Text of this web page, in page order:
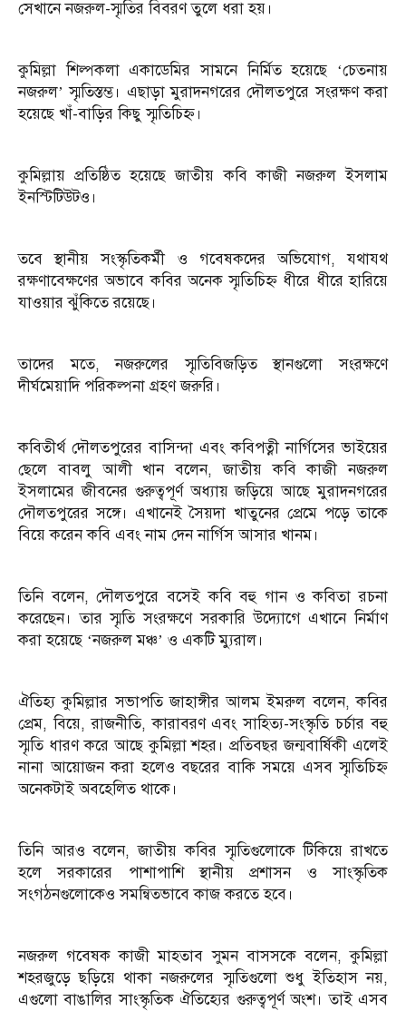
সেখানে নজরুল-স্মৃতির বিবরণ তুলে ধরা হয়।
কুমিল্লা শিল্পকলা একাডেমির সামনে নির্মিত হয়েছে ‘চেতনায়
নজরুল’ স্মৃতিস্তম্ভ। এছাড়া মুরাদনগরের দৌলতপুরে সংরক্ষণ করা
হয়েছে খাঁ-বাড়ির কিছু স্মৃতিচিহ্ন।
কুমিল্লায় প্রতিষ্ঠিত হয়েছে জাতীয় কবি কাজী নজরুল ইসলাম
ইনস্টিটিউটও।
তবে স্থানীয় সংস্কৃতিকর্মী ও গবেষকদের অভিযোগ, যথাযথ
রক্ষণাবেক্ষণের অভাবে কবির অনেক স্মৃতিচিহ্ন ধীরে ধীরে হারিয়ে
যাওয়ার ঝুঁকিতে রয়েছে।
তাদের মতে, নজরুলের স্মৃতিবিজড়িত স্থানগুলো সংরক্ষণে
দীর্ঘমেয়াদি পরিকল্পনা গ্রহণ জরুরি।
কবিতীর্থ দৌলতপুরের বাসিন্দা এবং কবিপত্নী নার্গিসের ভাইয়ের
ছেলে বাবলু আলী খান বলেন, জাতীয় কবি কাজী নজরুল
ইসলামের জীবনের গুরুত্বপূর্ণ অধ্যায় জড়িয়ে আছে মুরাদনগরের
দৌলতপুরের সঙ্গে। এখানেই সৈয়দা খাতুনের প্রেমে পড়ে তাকে
বিয়ে করেন কবি এবং নাম দেন নার্গিস আসার খানম।
তিনি বলেন, দৌলতপুরে বসেই কবি বহু গান ও কবিতা রচনা
করেছেন। তার স্মৃতি সংরক্ষণে সরকারি উদ্যোগে এখানে নির্মাণ
করা হয়েছে ‘নজরুল মঞ্চ’ ও একটি ম্যুরাল।
ঐতিহ্য কুমিল্লার সভাপতি জাহাঙ্গীর আলম ইমরুল বলেন, কবির
প্রেম, বিয়ে, রাজনীতি, কারাবরণ এবং সাহিত্য-সংস্কৃতি চর্চার বহু
স্মৃতি ধারণ করে আছে কুমিল্লা শহর। প্রতিবছর জন্মবার্ষিকী এলেই
নানা আয়োজন করা হলেও বছরের বাকি সময়ে এসব স্মৃতিচিহ্ন
অনেকটাই অবহেলিত থাকে।
তিনি আরও বলেন, জাতীয় কবির স্মৃতিগুলোকে টিকিয়ে রাখতে
হলে সরকারের পাশাপাশি স্থানীয় প্রশাসন ও সাংস্কৃতিক
সংগঠনগুলোকেও সমন্বিতভাবে কাজ করতে হবে।
নজরুল গবেষক কাজী মাহতাব সুমন বাসসকে বলেন, কুমিল্লা
শহরজুড়ে ছড়িয়ে থাকা নজরুলের স্মৃতিগুলো শুধু ইতিহাস নয়,
এগুলো বাঙালির সাংস্কৃতিক ঐতিহ্যের গুরুত্বপূর্ণ অংশ। তাই এসব